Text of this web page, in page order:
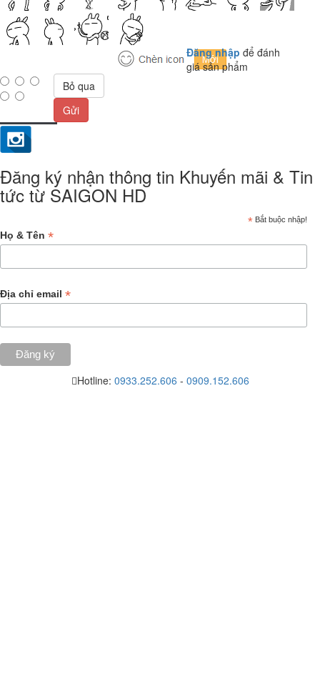
Đăng nhập để đánh
giá sản phẩm
Bỏ qua
Gửi
Đăng ký nhận thông tin Khuyến mãi & Tin
tức từ SAIGON HD
* Bắt buộc nhập!
Họ & Tên *
Địa chỉ email *
Hotline: 0933.252.606 - 0909.152.606